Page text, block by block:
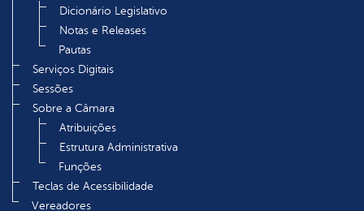
Dicionário Legislativo
Notas e Releases
Pautas
Serviços Digitais
Sessões
Sobre a Câmara
Atribuições
Estrutura Administrativa
Funções
Teclas de Acessibilidade
Vereadores